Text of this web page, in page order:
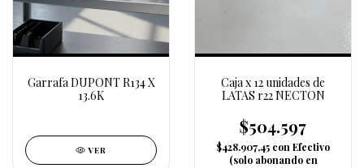
Garrafa DUPONT R134 X
13.6K
VER
Caja x 12 unidades de
LATAS r22 NECTON
$504.597
$428.907,45 con Efectivo
(solo abonando en